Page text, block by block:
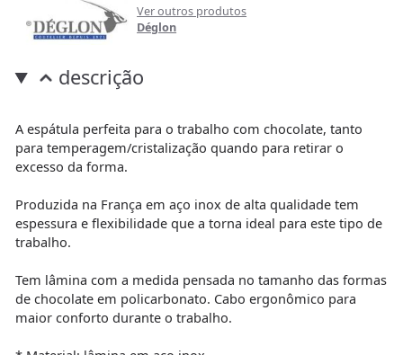
Ver outros produtos
Déglon
descrição
A espátula perfeita para o trabalho com chocolate, tanto
para temperagem/cristalização quando para retirar o
excesso da forma.
Produzida na França em aço inox de alta qualidade tem
espessura e flexibilidade que a torna ideal para este tipo de
trabalho.
Tem lâmina com a medida pensada no tamanho das formas
de chocolate em policarbonato. Cabo ergonômico para
maior conforto durante o trabalho.